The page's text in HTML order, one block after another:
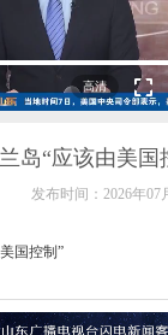
岛“应该由美国
布时间：2026
国控制”